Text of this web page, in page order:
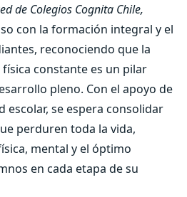
de Colegios Cognita Chile,
con la formación integral y el
reconociendo que la
constante es un pilar
pleno. Con el apoyo de
escolar, se espera consolidar
perduren toda la vida,
mental y el óptimo
en cada etapa de su